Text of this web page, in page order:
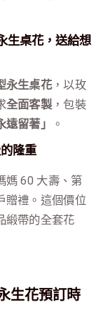
生桌花，送給想
永生桌花，以玫
全面客製，包裝
留著」 。
隆重
媽 60 大壽、第
贈禮。這個價位
緞帶的全套花
生花預訂時